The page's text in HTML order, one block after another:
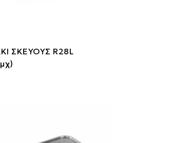
ΣΚΕΥΟΥΣ R28L